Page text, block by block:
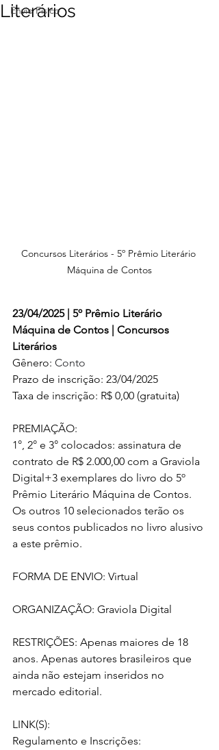
Envio Físico
Literários
Concursos Literários - 5º Prêmio Literário
Máquina de Contos
23/04/2025 | 5º Prêmio Literário
Máquina de Contos | Concursos
Literários
Gênero: Conto
Prazo de inscrição: 23/04/2025
Taxa de inscrição: R$ 0,00 (gratuita)
PREMIAÇÃO:
1°, 2° e 3° colocados: assinatura de
contrato de R$ 2.000,00 com a Graviola
Digital+3 exemplares do livro do 5º
Prêmio Literário Máquina de Contos.
Os outros 10 selecionados terão os
seus contos publicados no livro alusivo
a este prêmio.
FORMA DE ENVIO: Virtual
ORGANIZAÇÃO: Graviola Digital
RESTRIÇÕES: Apenas maiores de 18
anos. Apenas autores brasileiros que
ainda não estejam inseridos no
mercado editorial.
LINK(S):
Regulamento e Inscrições: